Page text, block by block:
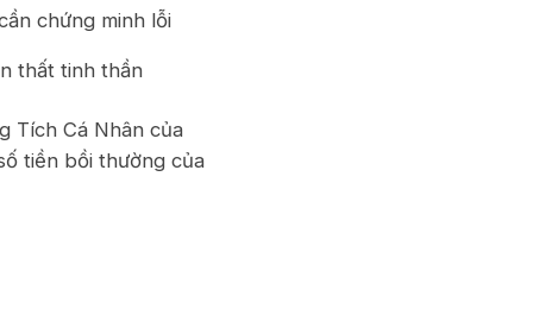
chứng minh lỗi
thất tinh thần
Tích Cá Nhân của
tiền bồi thường của